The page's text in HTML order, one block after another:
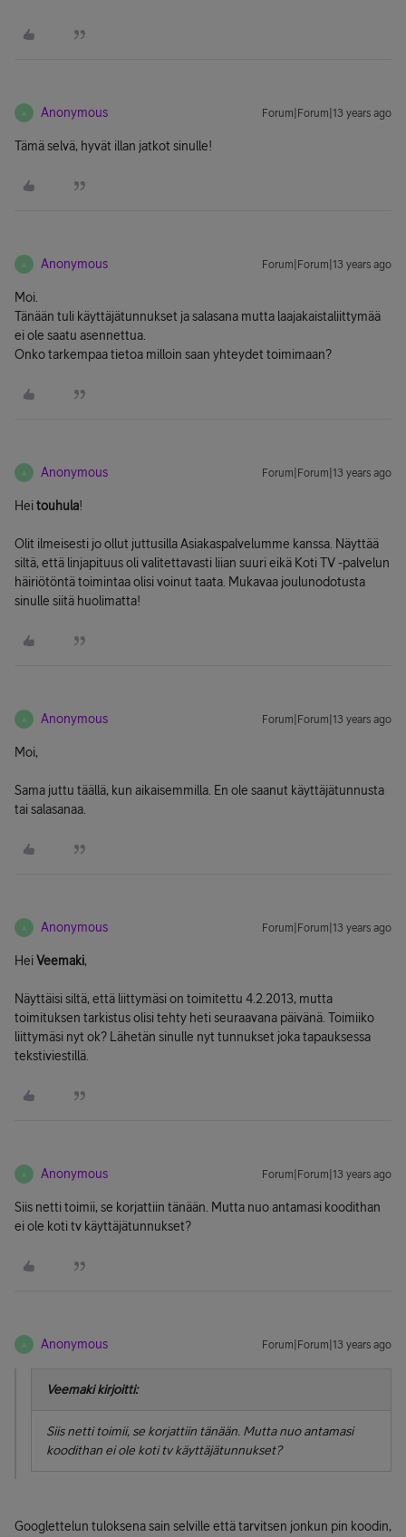
A Anonymous Forum|Forum|13 years ago
Tämä selvä, hyvät illan jatkot sinulle!
A Anonymous Forum|Forum|13 years ago
Moi.
Tänään tuli käyttäjätunnukset ja salasana mutta laajakaistaliittymää
ei ole saatu asennettua.
Onko tarkempaa tietoa milloin saan yhteydet toimimaan?
A Anonymous Forum|Forum|13 years ago
Heitouhula!
Olit ilmeisesti jo ollut juttusilla Asiakaspalvelumme kanssa. Näyttää
siltä, että linjapituus oli valitettavasti liian suuri eikä Koti TV -palvelun
häiriötöntä toimintaa olisi voinut taata. Mukavaa joulunodotusta
sinulle siitä huolimatta!
A Anonymous Forum|Forum|13 years ago
Moi,
Sama juttu täällä, kun aikaisemmilla. En ole saanut käyttäjätunnusta
tai salasanaa.
A Anonymous Forum|Forum|13 years ago
HeiVeemaki,
Näyttäisi siltä, että liittymäsi on toimitettu 4.2.2013, mutta
toimituksen tarkistus olisi tehty heti seuraavana päivänä. Toimiiko
liittymäsi nyt ok? Lähetän sinulle nyt tunnukset joka tapauksessa
tekstiviestillä.
A Anonymous Forum|Forum|13 years ago
Siis netti toimii, se korjattiin tänään. Mutta nuo antamasi koodithan
ei ole koti tv käyttäjätunnukset?
A Anonymous Forum|Forum|13 years ago
Veemaki kirjoitti:
Siis netti toimii, se korjattiin tänään. Mutta nuo antamasi
koodithan ei ole koti tv käyttäjätunnukset?
Googlettelun tuloksena sain selville että tarvitsen jonkun pin koodin,